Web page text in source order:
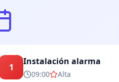
1
Instalación alarma
09:00 Alta